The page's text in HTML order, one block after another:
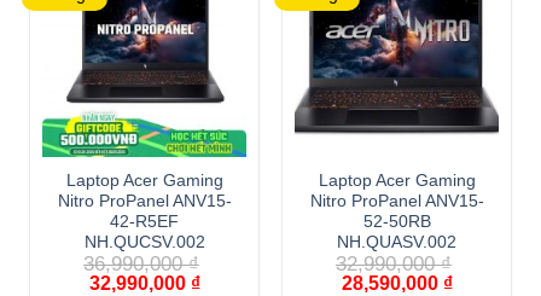
Laptop Acer Gaming
Nitro ProPanel ANV15-
42-R5EF
NH.QUCSV.002
36,990,000₫
32,990,000 ₫
Laptop Acer Gaming
Nitro ProPanel ANV15-
52-50RB
NH.QUASV.002
32,990,000₫
28,590,000 ₫